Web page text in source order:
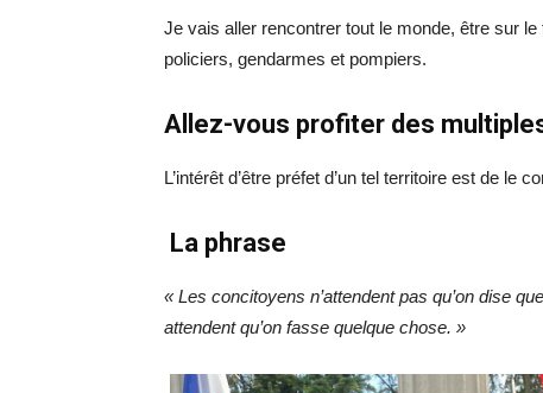
Je vais aller rencontrer tout le monde, être sur
policiers, gendarmes et pompiers.
Allez-vous profiter des
L’intérêt d’être préfet d’un tel territoire est de le
La phrase
« Les concitoyens n’attendent pas qu’on dise
attendent qu’on fasse quelque chose. »